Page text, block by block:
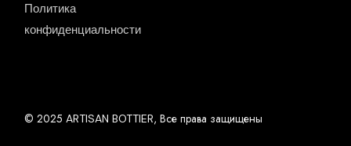
Политика
конфиденциальности
© 2025ARTISAN BOTTIER, Все права защищены